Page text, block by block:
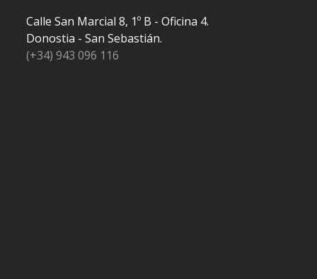
Calle San Marcial 8, 1º B - Oficina 4.
Donostia - San Sebastián.
(+34) 943 096 116